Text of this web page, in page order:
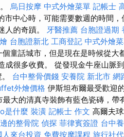
烏日按摩 中式外燴菜單 記帳士
市中心時，可能需要數週的時間，
人的奇蹟。 牙醫推薦 台胞證過期
台胞證新北 工商登記 中式外燴
童話城市，但是現在是時候從大
很多收費。 從發現金牛座山脈
台中整骨價錢 安養院 新北市 網
外燴價格 伊斯坦布爾最受歡迎
最大的清真寺裝飾有藍色瓷磚，帶
是什麼 裝潢 記帳士 作文 高爾夫
的整骨院 偵探 菲律賓簽證 台中
人來台投資 免費按摩課程 旅行社